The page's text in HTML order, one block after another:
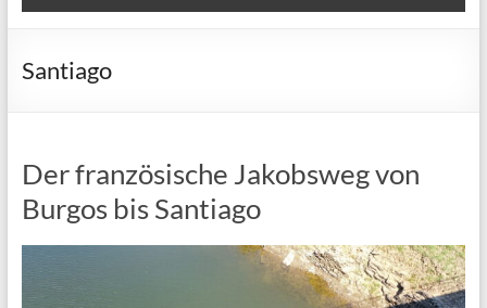
Santiago
Der französische Jakobsweg von
Burgos bis Santiago